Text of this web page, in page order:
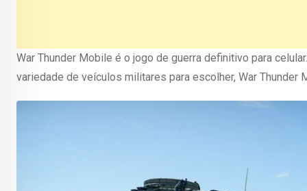
War Thunder Mobile é o jogo de guerra definitivo para
variedade de veículos militares para escolher, War